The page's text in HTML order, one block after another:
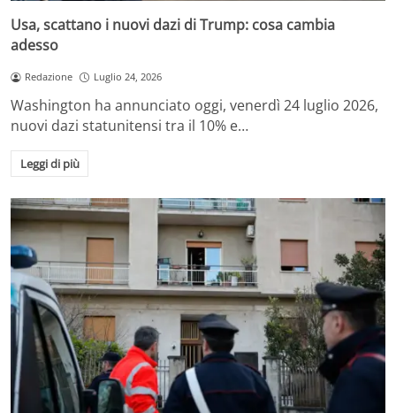
Usa, scattano i nuovi dazi di Trump: cosa cambia
adesso
Redazione Luglio 24, 2026
Washington ha annunciato oggi, venerdì 24 luglio 2026,
nuovi dazi statunitensi tra il 10% e…
Leggi di più